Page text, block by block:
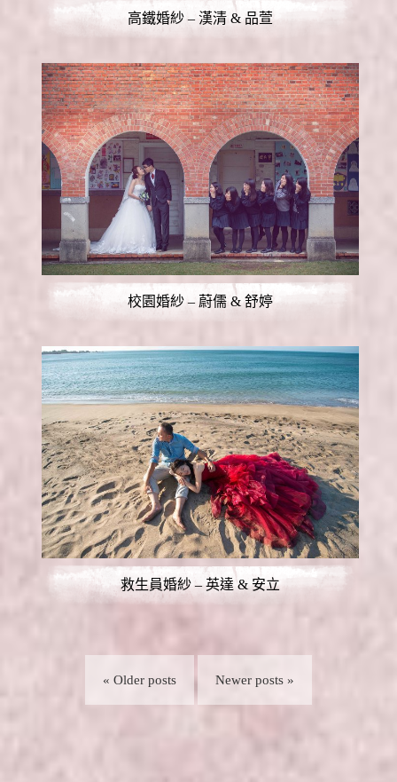
高鐵婚紗 – 漢清 & 品萱
校園婚紗 – 蔚儒 & 舒婷
救生員婚紗 – 英達 & 安立
« Older posts Newer posts »